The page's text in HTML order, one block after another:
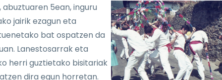
abuztuaren 5ean, inguru
jairik ezagun eta
bat ospatzen da
Lanestosarrak eta
herri guztietako bisitariak
dira egun horretan.